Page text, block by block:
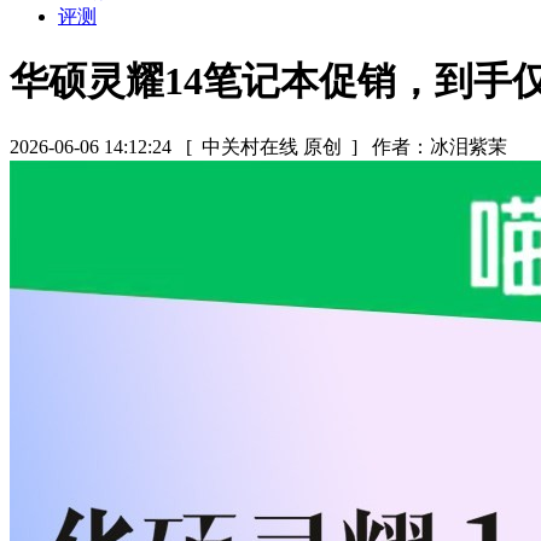
评测
华硕灵耀14笔记本促销，到手
2026-06-06 14:12:24 [ 中关村在线 原创 ] 作者：冰泪紫茉